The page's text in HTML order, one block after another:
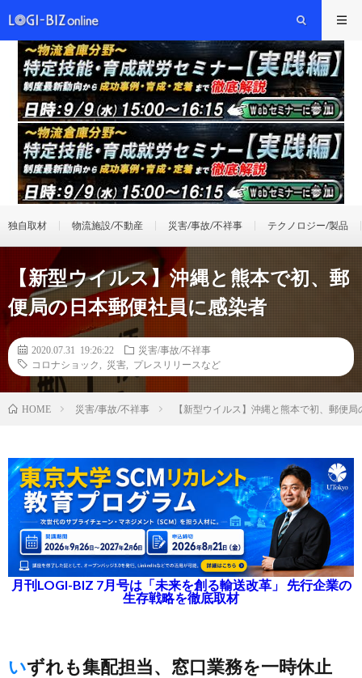
独自取材 物流施設/不動産 災害/事故/不祥事 テクノロジー/製品
【新型ウイルス】沖縄と熊本で初、郵
便局の日本郵便社員に感染者
2020.07.31 19:26:22
災害/事故/不祥事
コロナショック
災害 プレスリリースなど
HOME 災害/事故/不祥事 【新型ウイルス】沖縄と熊本で初、郵便
月刊LOGI-BIZ 7月号は「未来を創る輸送改革」 先行企業の
生存戦略を徹底取材
いずれも集配担当、窓口業務を一時休止